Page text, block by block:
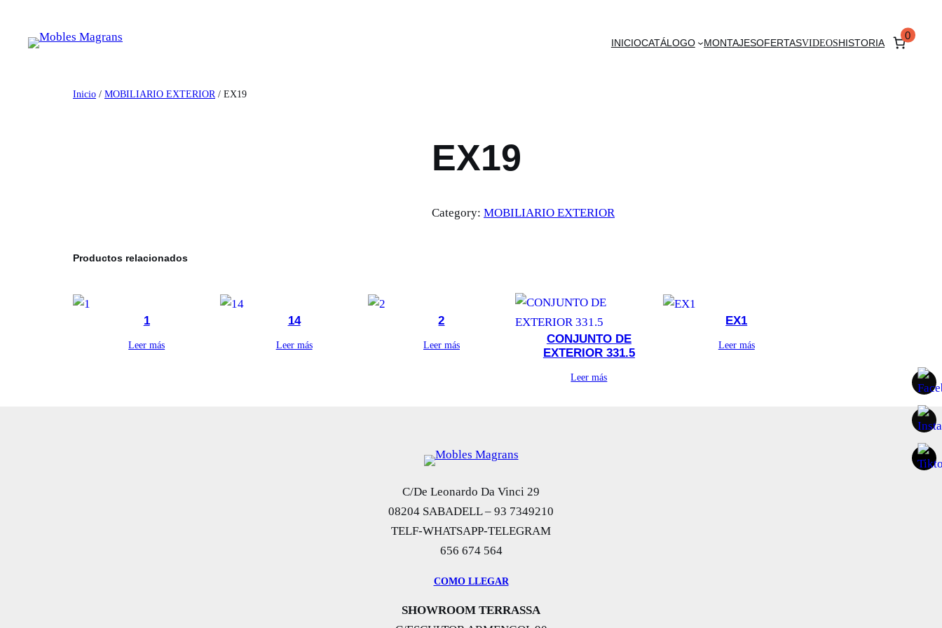
contenido
INICIOCATÁLOGO MONTAJESOFERTASVIDEOSHISTORIA
0
Inicio / MOBILIARIO EXTERIOR / EX19
EX19
Category: MOBILIARIO EXTERIOR
Productos relacionados
1
Leer más
14
Leer más
2
Leer más
CONJUNTO DE
EXTERIOR 331.5
Leer más
EX1
Leer más
C/De Leonardo Da Vinci 29
08204 SABADELL – 93 7349210
TELF-WHATSAPP-TELEGRAM
656 674 564
COMO LLEGAR
SHOWROOM TERRASSA